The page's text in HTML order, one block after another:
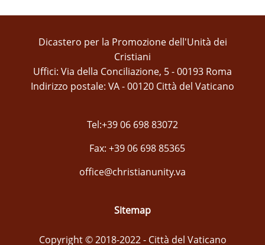
Dicastero per la Promozione dell'Unità dei
Cristiani
Uffici: Via della Conciliazione, 5 - 00193 Roma
Indirizzo postale: VA - 00120 Città del Vaticano
Tel:+39 06 698 83072
Fax: +39 06 698 85365
office@christianunity.va
Sitemap
Copyright © 2018-2022 - Città del Vaticano